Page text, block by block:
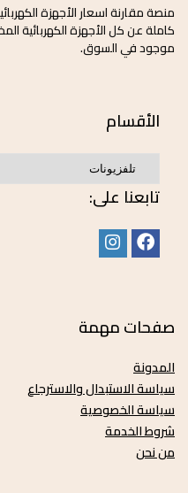
منصة مقارنة اسعار الأجهزة
كاملة عن كل الأجهزة الكهربائية
موجود في السوق.
الأقسام
تابعنا على:
صفحات مهمة
المدونة
سياسة الاستبدال والاسترجاع
سياسة الخصوصية
شروط الخدمة
من نحن